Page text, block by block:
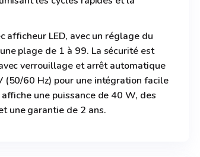
afficheur LED, avec un réglage du
plage de 1 à 99. La sécurité est
verrouillage et arrêt automatique
(50/60 Hz) pour une intégration facile
une puissance de 40 W, des
une garantie de 2 ans.